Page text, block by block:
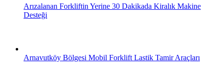
Arızalanan Forkliftin Yerine 30 Dakikada Kiralık Makine
Desteği
Arnavutköy Bölgesi Mobil Forklift Lastik Tamir Araçları